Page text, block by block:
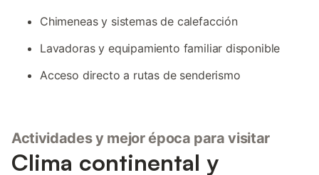
Chimeneas y sistemas de calefacción
Lavadoras y equipamiento familiar disponible
Acceso directo a rutas de senderismo
Actividades y mejor época para visitar
Clima continental y